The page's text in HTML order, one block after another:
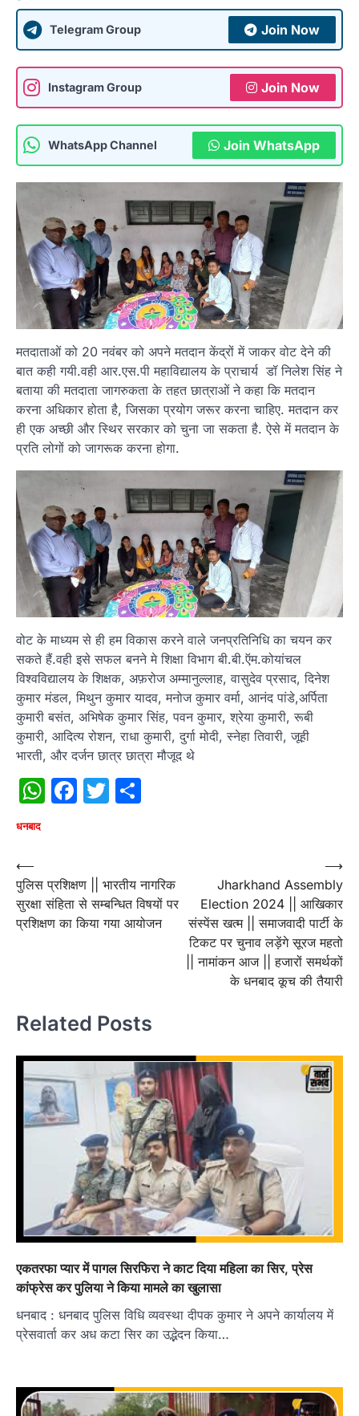
Telegram Group Join Now
Instagram Group Join Now
WhatsApp Channel Join WhatsApp
मतदाताओं को 20 नवंबर को अपने मतदान केंद्रों में जाकर वोट देने की
बात कही गयी.वही आर.एस.पी महाविद्यालय के प्राचार्य डॉ निलेश सिंह ने
बताया की मतदाता जागरुकता के तहत छात्राओं ने कहा कि मतदान
करना अधिकार होता है, जिसका प्रयोग जरूर करना चाहिए. मतदान कर
ही एक अच्छी और स्थिर सरकार को चुना जा सकता है. ऐसे में मतदान के
प्रति लोगों को जागरूक करना होगा.
वोट के माध्यम से ही हम विकास करने वाले जनप्रतिनिधि का चयन कर
सकते हैं.वही इसे सफल बनने मे शिक्षा विभाग बी.बी.ऍम.कोयांचल
विश्वविद्यालय के शिक्षक, अफ़रोज अम्मानुल्लाह, वासुदेव प्रसाद, दिनेश
कुमार मंडल, मिथुन कुमार यादव, मनोज कुमार वर्मा, आनंद पांडे,अर्पिता
कुमारी बसंत, अभिषेक कुमार सिंह, पवन कुमार, श्रेया कुमारी, रूबी
कुमारी, आदित्य रोशन, राधा कुमारी, दुर्गा मोदी, स्नेहा तिवारी, जूही
भारती, और दर्जन छात्र छात्रा मौजूद थे
WhatsApp
Facebook
Twitter
धनबाद
Post
navigation
⟵
पुलिस प्रशिक्षण || भारतीय नागरिक
सुरक्षा संहिता से सम्बन्धित विषयों पर
प्रशिक्षण का किया गया आयोजन
Jharkhand Assembly
Election 2024 || आखिकार
संस्पेंस खत्म || समाजवादी पार्टी के
टिकट पर चुनाव लड़ेंगे सूरज महतो
|| नामांकन आज || हजारों समर्थकों
के धनबाद कूच की तैयारी
⟶
Related Posts
एकतरफा प्यार में पागल सिरफिरा ने काट दिया महिला का सिर, प्रेस
कांफ्रेस कर पुलिया ने किया मामले का खुलासा
धनबाद : धनबाद पुलिस विधि व्यवस्था दीपक कुमार ने अपने कार्यालय में
प्रेसवार्ता कर अध कटा सिर का उद्भेदन किया…